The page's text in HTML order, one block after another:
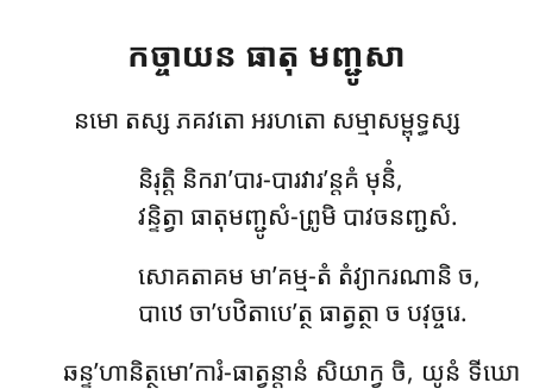
កច្ចាយន ធាតុ មញ្ជូសា
នមោ តស្ស ភគវតោ អរហតោ សម្មាសម្ពុទ្ធស្ស
និរុត្តិ និករា’បារ-បារវារ’ន្តគំ មុនិំ,
វន្ទិត្វា ធាតុមញ្ជូសំ-ព្រូមិ បាវចនញ្ជសំ.
សោគតាគម មា’គម្ម-តំ តំវ្យាករណានិ ច,
បាឋេ ចា’បឋិតាបេ’ត្ថ ធាត្វត្ថា ច បវុច្ចរេ.
ឆន្ទ’ហានិត្ថមោ’ការំ-ធាត្វន្តានំ សិយាក្វ ចិ, យូនំ ទីឃោ